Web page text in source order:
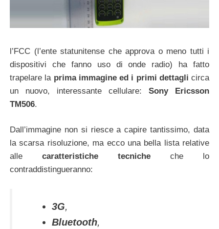
l’FCC (l’ente statunitense che approva o meno tutti i
dispositivi che fanno uso di onde radio) ha fatto
trapelare la prima immagine ed i primi dettagli circa
un nuovo, interessante cellulare: Sony Ericsson
TM506.
Dall’immagine non si riesce a capire tantissimo, data
la scarsa risoluzione, ma ecco una bella lista relative
alle caratteristiche tecniche che lo
contraddistingueranno:
3G,
Bluetooth,